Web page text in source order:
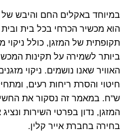
במיוחד באקלים החם והיבש
הוא מכשיר הכרחי בכל בית
תקופתית של המזגן, כולל ניקוי
ביותר לשמירה על תקינות
האוויר שאנו נושמים. ניקוי
ש"ח. במאמר זה נסקור את
המזגן, נדון בפרטי השירות
בחירה בחברת אייר קלין.